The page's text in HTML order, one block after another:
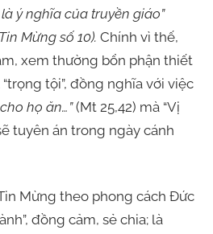
ý nghĩa của truyền giáo”
Mừng số 10). Chính vì thế,
xem thường bổn phận thiết
tội”, đồng nghĩa với việc
họ ăn…”(Mt 25,42) mà “Vị
tuyên án trong ngày cánh
Mừng theo phong cách Đức
đồng cảm, sẻ chia; là